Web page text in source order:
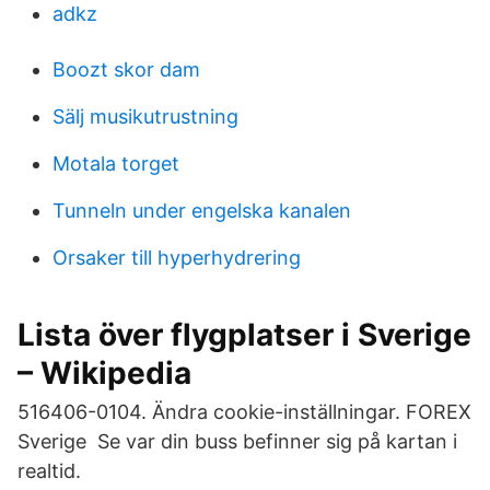
adkz
Boozt skor dam
Sälj musikutrustning
Motala torget
Tunneln under engelska kanalen
Orsaker till hyperhydrering
Lista över flygplatser i Sverige
– Wikipedia
516406-0104. Ändra cookie-inställningar. FOREX
Sverige Se var din buss befinner sig på kartan i
realtid.